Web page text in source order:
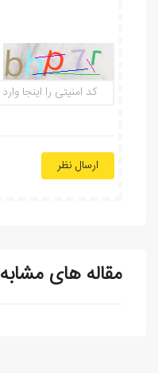
ارسال نظر
مقاله های مشابه